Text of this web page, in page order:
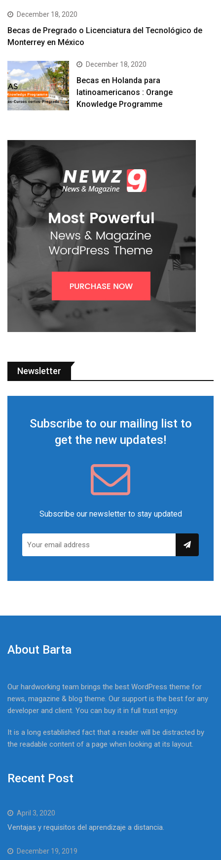
December 18, 2020
Becas de Pregrado o Licenciatura del Tecnológico de
Monterrey en México
December 18, 2020
Becas en Holanda para
latinoamericanos : Orange
Knowledge Programme
Newsletter
Subscribe to our mailing list to
get the new updates!
Subscribe our newsletter to stay updated
About Barta
Our hardworking team brings the best WordPress theme for
news, magazine & blog theme. Our support is the best for any
developer and client. You can buy it in full trust enjoy.
It is a long established fact that a reader will be distracted by
the readable content of a page when looking at its layout.
Recent Post
April 3, 2020
Ventajas y requisitos del aprendizaje a distancia.
December 19, 2019